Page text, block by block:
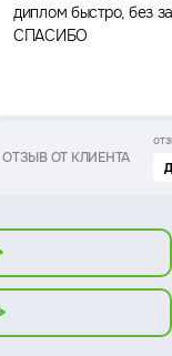
диплом быстро, без
СПАСИБО
ОТЗЫВ ОТ КЛИЕНТА